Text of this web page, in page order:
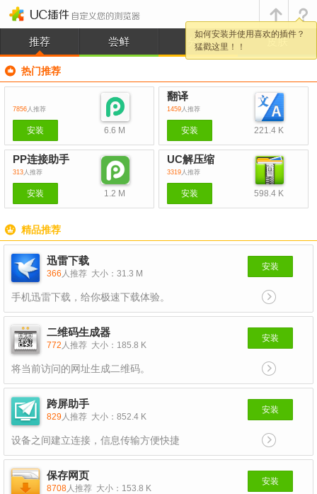
如何安装并使用喜欢的插件？
猛戳这里！！
推荐 尝鲜 分类 皮肤
热门推荐
7856 人推荐
安装 6.6 M
翻译
1459 人推荐
安装 221.4 K
PP连接助手
313 人推荐
安装 1.2 M
UC解压缩
3319 人推荐
安装 598.4 K
精品推荐
迅雷下载
366 人推荐 大小：31.3 M
手机迅雷下载，给你极速下载体验。
安装
二维码生成器
772 人推荐 大小：185.8 K
将当前访问的网址生成二维码。
安装
跨屏助手
829人推荐 大小：852.4 K
设备之间建立连接，信息传输方便快捷
安装
保存网页
8708人推荐 大小：153.8 K
安装